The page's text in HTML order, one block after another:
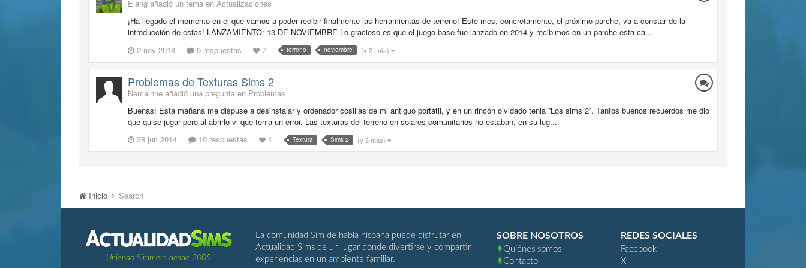
Elang añadió un tema en Actualizaciones
¡Ha llegado el momento en el que vamos a poder recibir finalmente las herramientas de terreno! Este mes, concretamente, el próximo parche, va a constar de la
introducción de estas! LANZAMIENTO: 13 DE NOVIEMBRE Lo gracioso es que el juego base fue lanzado en 2014 y recibimos en un parche esta ca...
2 nov 2018
9 respuestas 7 terreno noviembre (y 2 más)
Problemas de Texturas Sims 2
Nemainne añadió una pregunta en Problemas
Buenas! Esta mañana me dispuse a desinstalar y ordenador cosillas de mi antiguo portátil, y en un rincón olvidado tenia ''Los sims 2''. Tantos buenos recuerdos me dio
que quise jugar pero al abrirlo vi que tenia un error, Las texturas del terreno en solares comunitarios no estaban, en su lug...
28 jun 2014
10 respuestas 1 Textura Sims 2 (y 3 más)
Inicio Search
Uniendo Simmers desde 2005
La comunidad Sim de habla hispana puede disfrutar en
Actualidad Sims de un lugar donde divertirse y compartir
experiencias en un ambiente familiar.
SOBRE NOSOTROS
Quiénes somos
Contacto
REDES SOCIALES
Facebook
X